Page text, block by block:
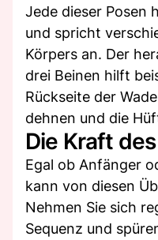
Jede dieser Posen
und spricht
Körpers an. Der
drei Beinen hilft
Rückseite der
dehnen und die
Die Kraft
Egal ob Anfänger
kann von diesen
Nehmen Sie sich
Sequenz und